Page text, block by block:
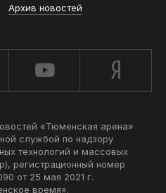
Архив новостей
«Тюменская арена»
службой по надзору
технологий и массовых
регистрационный номер
от 25 мая 2021 г.
время».